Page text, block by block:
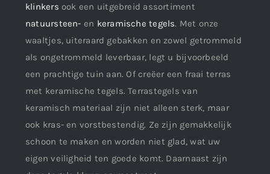
klinkers ook een uitgebreid assortiment
natuursteen- en keramische tegels. Met onze
waaltjes, uiteraard gebakken en zowel getrommeld
als ongetrommeld leverbaar, legt u bijvoorbeeld
een prachtige tuin aan. Of creëer een fraai terras
met keramische tegels. Terrastegels van
keramisch materiaal zijn niet alleen sterk, maar
ook kras- en vorstbestendig. Ze zijn gemakkelijk
schoon te maken en worden niet glad, wat uw
eigen veiligheid ten goede komt. Daarnaast zijn